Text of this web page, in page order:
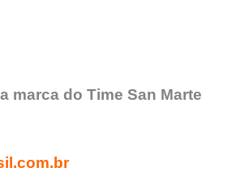
marca do Time San Marte